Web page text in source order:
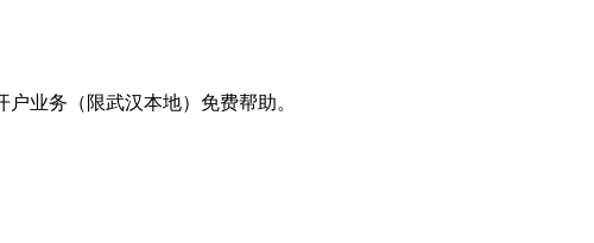
业务（限武汉本地）免费帮助。